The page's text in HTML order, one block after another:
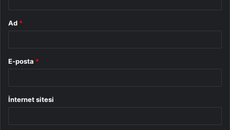
Ad *
E-posta *
İnternet sitesi